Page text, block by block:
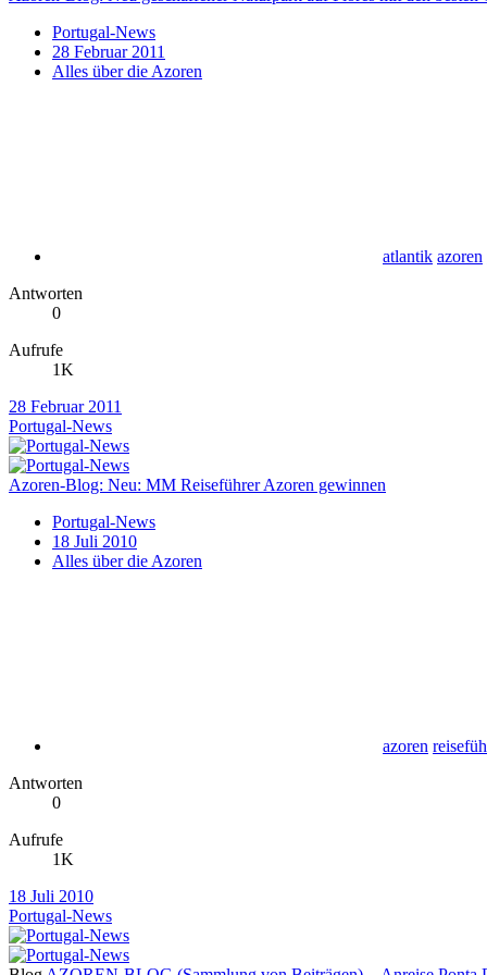
Portugal-News
28 Februar 2011
Alles über die Azoren
atlantik azoren
Antworten
0
Aufrufe
1K
28 Februar 2011
Portugal-News
Azoren-Blog: Neu: MM Reiseführer Azoren gewinnen
Portugal-News
18 Juli 2010
Alles über die Azoren
azoren
Antworten
0
Aufrufe
1K
18 Juli 2010
Portugal-News